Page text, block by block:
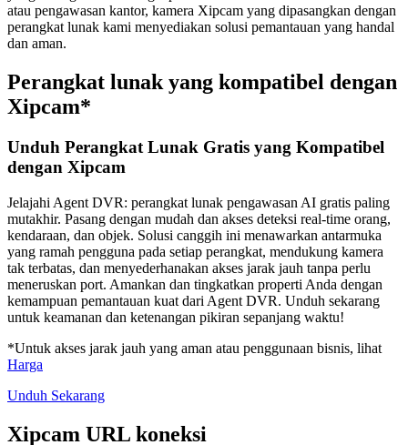
atau pengawasan kantor, kamera Xipcam yang dipasangkan dengan
perangkat lunak kami menyediakan solusi pemantauan yang handal
dan aman.
Perangkat lunak yang kompatibel dengan
Xipcam*
Unduh Perangkat Lunak Gratis yang Kompatibel
dengan Xipcam
Jelajahi Agent DVR: perangkat lunak pengawasan AI gratis paling
mutakhir. Pasang dengan mudah dan akses deteksi real-time orang,
kendaraan, dan objek. Solusi canggih ini menawarkan antarmuka
yang ramah pengguna pada setiap perangkat, mendukung kamera
tak terbatas, dan menyederhanakan akses jarak jauh tanpa perlu
meneruskan port. Amankan dan tingkatkan properti Anda dengan
kemampuan pemantauan kuat dari Agent DVR. Unduh sekarang
untuk keamanan dan ketenangan pikiran sepanjang waktu!
*Untuk akses jarak jauh yang aman atau penggunaan bisnis, lihat
Harga
Unduh Sekarang
Xipcam URL koneksi